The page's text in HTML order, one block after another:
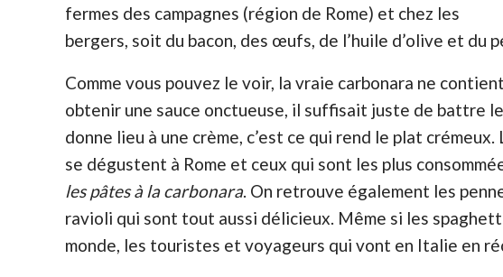
fermes des campagnes (région de Rome) et chez les
bergers, soit du bacon, des œufs, de l’huile d’olive et du
Comme vous pouvez le voir, la vraie carbonara ne
obtenir une sauce onctueuse, il suffisait juste de battre
donne lieu à une crème, c’est ce qui rend le plat
se dégustent à Rome et ceux qui sont les plus
les pâtes à la carbonara. On retrouve également les
ravioli qui sont tout aussi délicieux. Même si les
monde, les touristes et voyageurs qui vont en Italie en